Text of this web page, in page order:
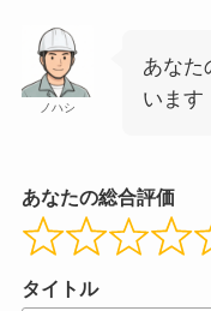
ノハシ
あなた
います
あなたの総合評価
タイトル